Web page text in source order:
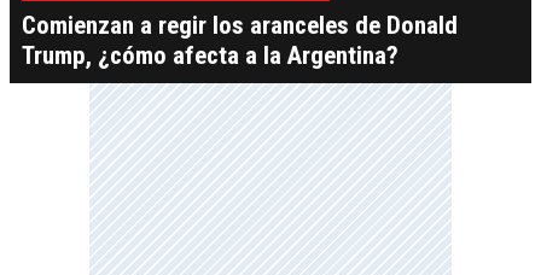
Comienzan a regir los aranceles de Donald
Trump, ¿cómo afecta a la Argentina?